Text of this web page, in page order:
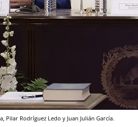
Pilar Rodríguez Ledo y Juan Julián García.